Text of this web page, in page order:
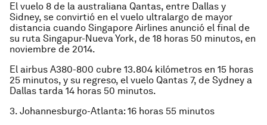
El vuelo 8 de la australiana Qantas, entre Dallas y
Sidney, se convirtió en el vuelo ultralargo de mayor
distancia cuando Singapore Airlines anunció el final de
su ruta Singapur-Nueva York, de 18 horas 50 minutos, en
noviembre de 2014.
El airbus A380-800 cubre 13.804 kilómetros en 15 horas
25 minutos, y su regreso, el vuelo Qantas 7, de Sydney a
Dallas tarda 14 horas 50 minutos.
3. Johannesburgo-Atlanta: 16 horas 55 minutos